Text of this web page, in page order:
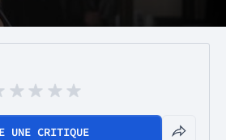
UNE CRITIQUE